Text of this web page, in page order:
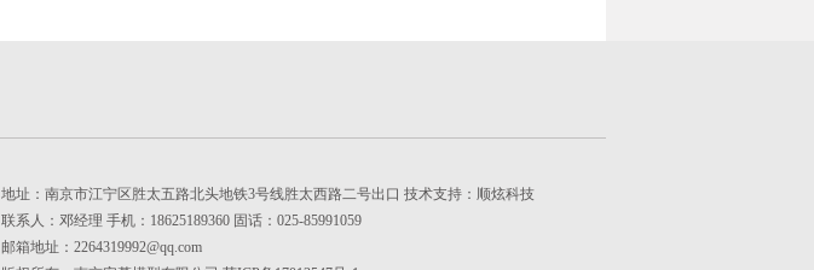
地址：南京市江宁区胜太五路北头地铁3号线胜太西路二号出口 技术支持： 顺炫科技
联系人：邓经理 手机：18625189360 固话：025-85991059
邮箱地址：2264319992@qq.com